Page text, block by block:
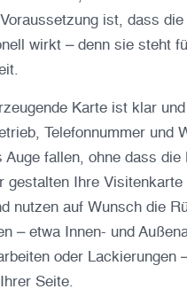
ist, dass die
wirkt – denn sie steht
Karte ist klar
Telefonnummer und
Auge fallen, ohne dass die
gestalten Ihre Visitenkarte
nutzen auf Wunsch die
– etwa Innen- und
oder Lackierungen
Seite.